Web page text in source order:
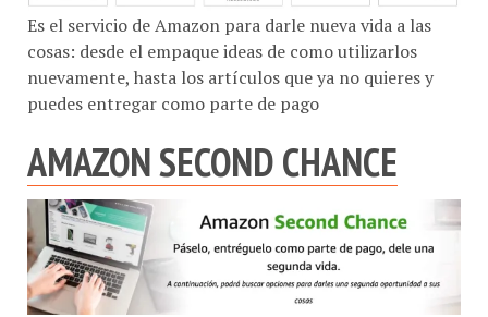
Es el servicio de Amazon para darle nueva vida a las
cosas: desde el empaque ideas de como utilizarlos
nuevamente, hasta los artículos que ya no quieres y
puedes entregar como parte de pago
AMAZON SECOND CHANCE